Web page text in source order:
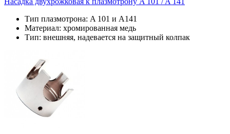
Тип плазмотрона: A 101 и A141
Материал: хромированная медь
Тип: внешняя, надевается на защитный колпак